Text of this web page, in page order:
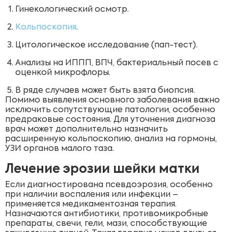
Гинекологический осмотр.
Кольпоскопия.
Цитологическое исследование (пап-тест).
Анализы на ИППП, ВПЧ, бактериальный посев с
оценкой микрофлоры.
В ряде случаев может быть взята биопсия.
Помимо выявления основного заболевания важно
исключить сопутствующие патологии, особенно
предраковые состояния. Для уточнения диагноза
врач может дополнительно назначить
расширенную кольпоскопию, анализ на гормоны,
УЗИ органов малого таза.
Лечение эрозии шейки матки
Если диагностирована псевдоэрозия, особенно
при наличии воспаления или инфекции –
применяется медикаментозная терапия.
Назначаются антибиотики, противомикробные
препараты, свечи, гели, мази, способствующие